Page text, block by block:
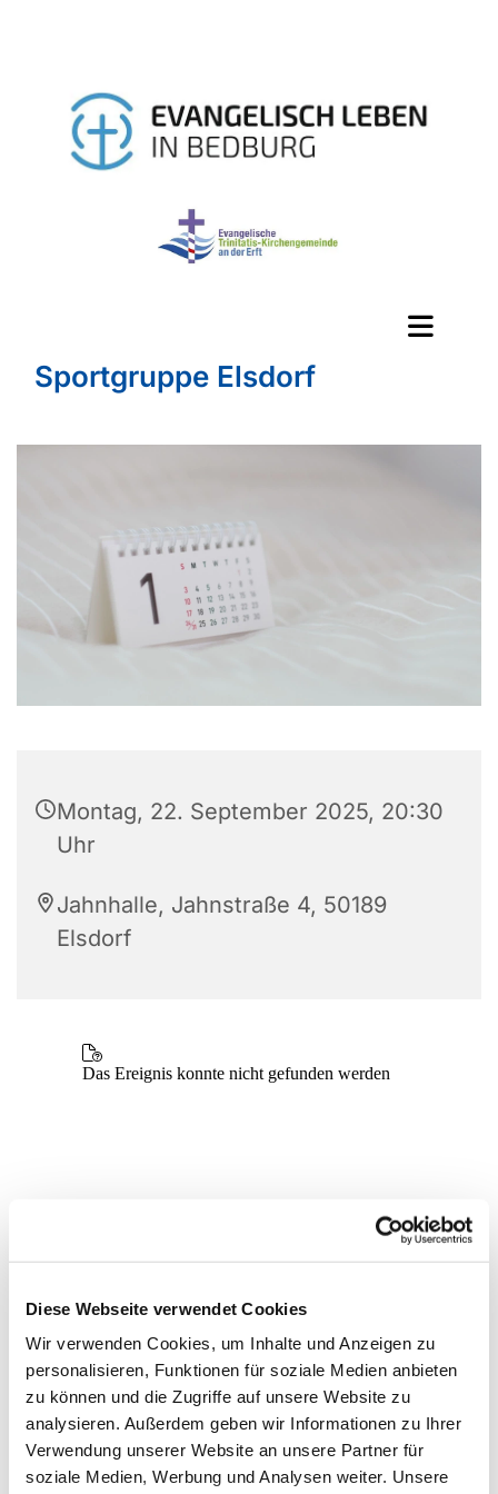
Diese Webseite verwendet Cookies
Wir verwenden Cookies, um Inhalte und Anzeigen zu
personalisieren, Funktionen für soziale Medien anbieten
zu können und die Zugriffe auf unsere Website zu
analysieren. Außerdem geben wir Informationen zu Ihrer
Verwendung unserer Website an unsere Partner für
soziale Medien, Werbung und Analysen weiter. Unsere
Sportgruppe Elsdorf
Montag, 22. September 2025, 20:30
Uhr
Jahnhalle, Jahnstraße 4, 50189
Elsdorf